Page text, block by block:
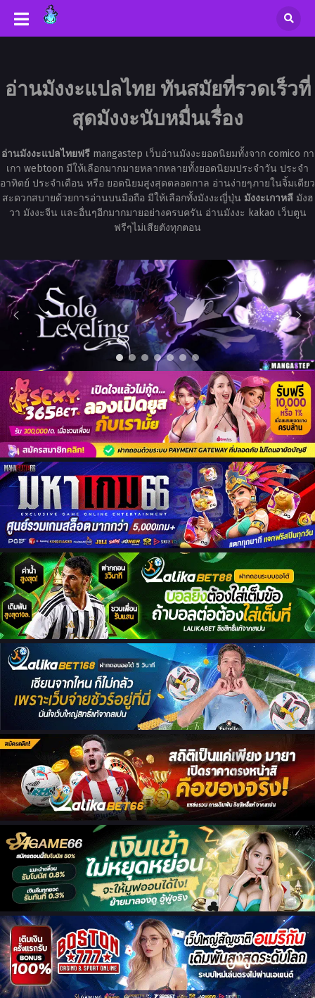
อ่านมังงะแปลไทย ทันสมัยที่รวดเร็วที่
สุดมังงะนับหมื่นเรื่อง
อ่านมังงะแปลไทยฟรีmangastep เว็บอ่านมังงะยอดนิยมทั้งจาก comico กา
เกา webtoon มีให้เลือกมากมายหลากหลายทั้งยอดนิยมประจำวัน ประจำ
อาทิตย์ ประจำเดือน หรือ ยอดนิยมสูงสุดตลอดกาล อ่านง่ายๆภายในจิ้มเดียว
สะดวกสบายด้วยการอ่านบนมือถือ มีให้เลือกทั้งมังงะญี่ปุ่น มังงะเกาหลีมังฮ
วา มังงะจีน และอื่นๆอีกมากมายอย่างครบครัน อ่านมังงะ kakao เว็บตูน
ฟรีๆไม่เสียตังทุกตอน